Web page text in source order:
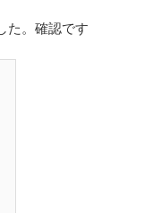
た。確認です